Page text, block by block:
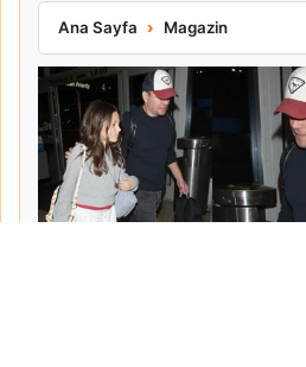
Ana Sayfa Magazin
Matt Damon Babalık